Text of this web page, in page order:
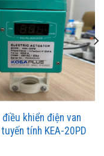
điều khiển điện van
tính KEA-20PD